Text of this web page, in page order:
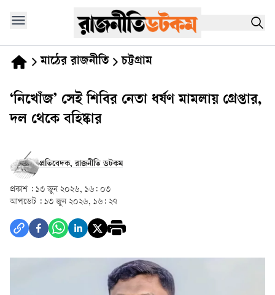
মাঠের রাজনীতি চট্টগ্রাম
‘নিখোঁজ’ সেই শিবির নেতা ধর্ষণ মামলায় গ্রেপ্তার,
দল থেকে বহিষ্কার
প্রতিবেদক, রাজনীতি ডটকম
প্রকাশ : ১৩ জুন ২০২৬, ১৬: ০৩
আপডেট : ১৩ জুন ২০২৬, ১৬: ২৭